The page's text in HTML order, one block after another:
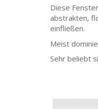
Diese
abstrakten,
einfließen.
Meist
Sehr beliebt